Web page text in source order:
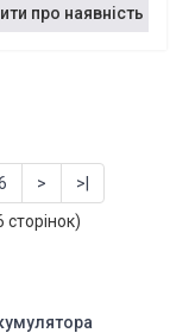
про наявність
>
>|
сторінок)